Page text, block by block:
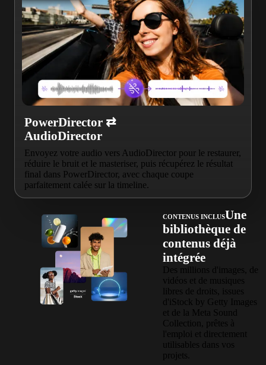
PowerDirector ⇄
AudioDirector
Envoyez votre audio vers AudioDirector pour le restaurer,
réduire le bruit et le masteriser, puis récupérez le résultat
final dans PowerDirector, avec chaque coupe
parfaitement calée sur la timeline.
CONTENUS INCLUSUne
bibliothèque de
contenus déjà
intégrée
Des millions d'images, de
vidéos et de musiques
libres de droits, issues
d'iStock by Getty Images
et de la Meta Sound
Collection, prêtes à
l'emploi et directement
utilisables dans vos
projets.